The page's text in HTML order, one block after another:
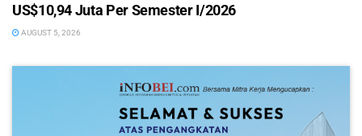
US$10,94 Juta Per Semester I/2026
AUGUST 5, 2026